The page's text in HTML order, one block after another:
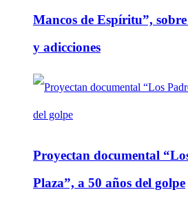
Mancos de Espíritu”,
y adicciones
Proyectan documental
Plaza”, a 50 años del golpe